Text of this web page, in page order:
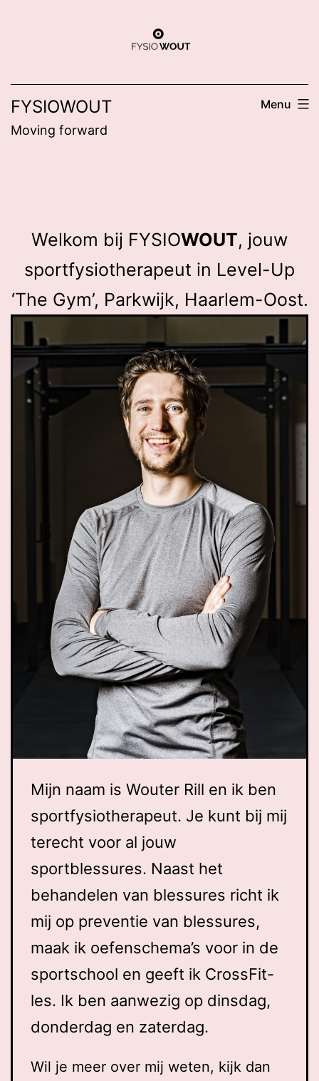
inhoud
FYSIOWOUT
Moving forward
Menu
Welkom bij FYSIOWOUT, jouw
sportfysiotherapeut in Level-Up
‘The Gym’, Parkwijk, Haarlem-Oost.
Mijn naam is Wouter Rill en ik ben
sportfysiotherapeut. Je kunt bij mij
terecht voor al jouw
sportblessures. Naast het
behandelen van blessures richt ik
mij op preventie van blessures,
maak ik oefenschema’s voor in de
sportschool en geeft ik CrossFit-
les. Ik ben aanwezig op dinsdag,
donderdag en zaterdag.
Wil je meer over mij weten, kijk dan